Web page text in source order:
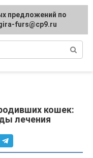
уход
кошек:
лечения
предложений по
furs@cp9.ru